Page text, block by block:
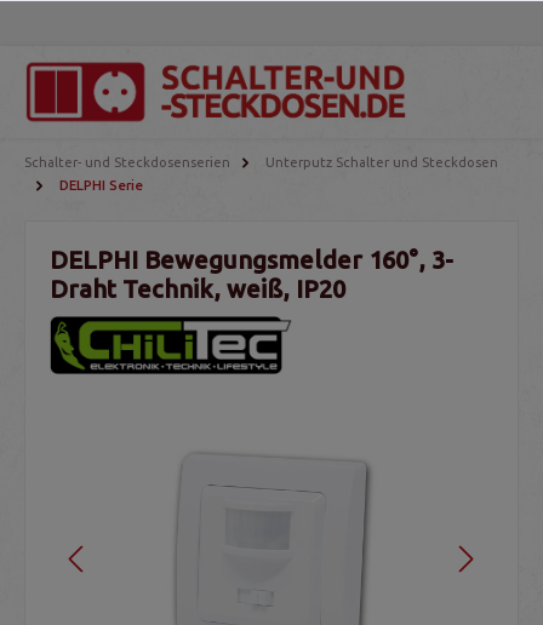
Schalter- und Steckdosenserien
Unterputz Schalter und Steckdosen
DELPHI Serie
DELPHI Bewegungsmelder 160°, 3-
Draht Technik, weiß, IP20